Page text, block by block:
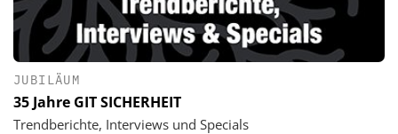
JUBILÄUM
35 Jahre GIT SICHERHEIT
Trendberichte, Interviews und Specials